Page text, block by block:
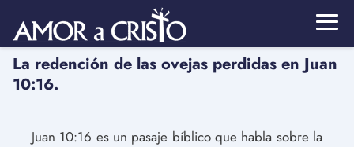
La redención de las ovejas perdidas en Juan
10:16.
Juan 10:16 es un pasaje bíblico que habla sobre la